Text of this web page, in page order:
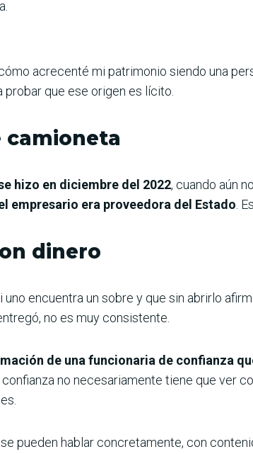
acrecenté mi patrimonio siendo una
que ese origen es lícito.
camioneta
hizo en diciembre del 2022, cuando aún
empresario era proveedora del Estado .
dinero
encuentra un sobre y que sin abrirlo
no es muy consistente.
de una funcionaria de confianza
no necesariamente tiene que ver
pueden hablar concretamente, con